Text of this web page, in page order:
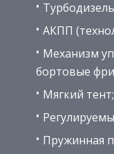
АКПП
Механизм
бортовые
Мягкий тент;
Пружинная